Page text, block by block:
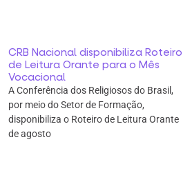
CRB Nacional disponibiliza Roteiro
de Leitura Orante para o Mês
Vocacional
A Conferência dos Religiosos do Brasil,
por meio do Setor de Formação,
disponibiliza o Roteiro de Leitura Orante
de agosto